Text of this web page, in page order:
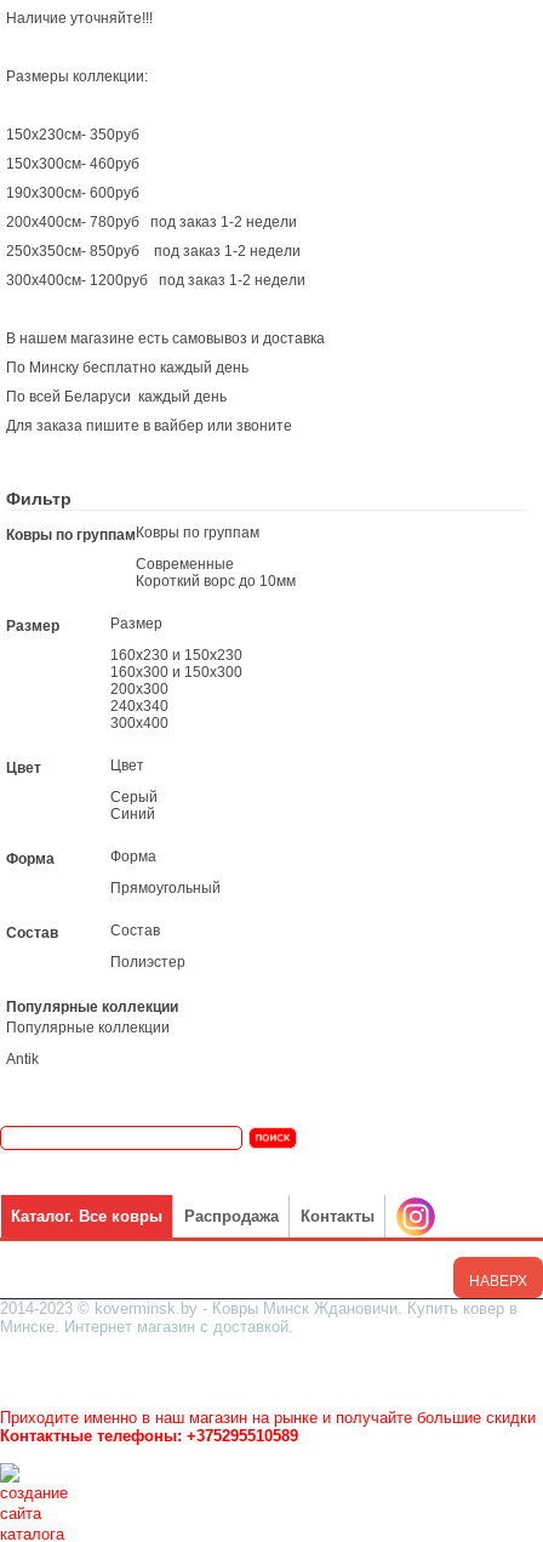
Наличие уточняйте!!!
Размеры коллекции:
150х230см- 350руб
150х300см- 460руб
190х300см- 600руб
200х400см- 780руб под заказ 1-2 недели
250х350см- 850руб под заказ 1-2 недели
300х400см- 1200руб под заказ 1-2 недели
В нашем магазине есть самовывоз и доставка
По Минску бесплатно каждый день
По всей Беларуси каждый день
Для заказа пишите в вайбер или звоните
Фильтр
Ковры по группам Ковры по группам
Современные
Короткий ворс до 10мм
Размер
Размер
160х230 и 150х230
160х300 и 150х300
200х300
240х340
300х400
Цвет
Цвет
Серый
Синий
Форма
Форма
Прямоугольный
Состав
Состав
Полиэстер
Популярные коллекции
Популярные коллекции
Antik
Каталог. Все ковры Распродажа Контакты
НАВЕРХ
2014-2023 © koverminsk.by - Ковры Минск Ждановичи. Купить ковер в
Минске. Интернет магазин с доставкой.
Приходите именно в наш магазин на рынке и получайте большие скидки
Контактные телефоны: +375295510589